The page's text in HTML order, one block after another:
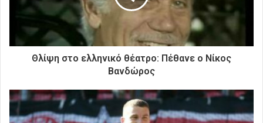
ι
κ
ή
Θλίψη στο ελληνικό θέατρο: Πέθανε ο Νίκος
Βανδώρος